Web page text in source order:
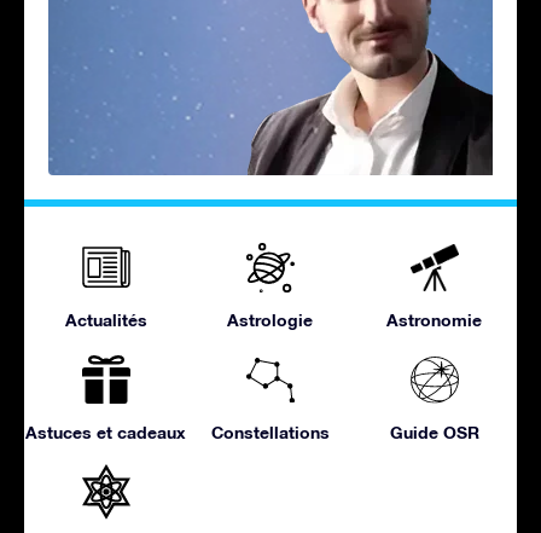
Actualités Astrologie Astronomie
Astuces et cadeaux Constellations Guide OSR